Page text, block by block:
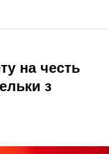
на честь
з